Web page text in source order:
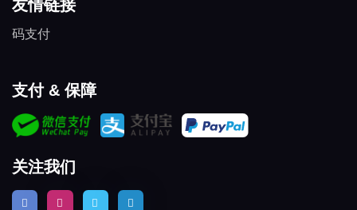
友情链接
码支付
支付 & 保障
关注我们